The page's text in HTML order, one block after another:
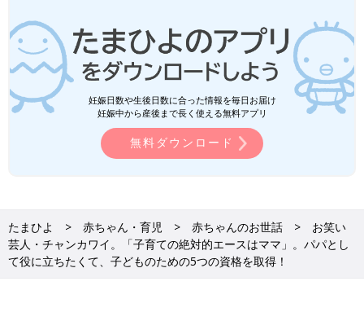
妊娠日数や生後日数に合った情報を毎日お届け
妊娠中から産後まで長く使える無料アプリ
無料ダウンロード
たまひよ 赤ちゃん・育児 赤ちゃんのお世話
お笑い
芸人・チャンカワイ。「子育ての絶対的エースはママ」。パパとし
て役に立ちたくて、子どものための5つの資格を取得！